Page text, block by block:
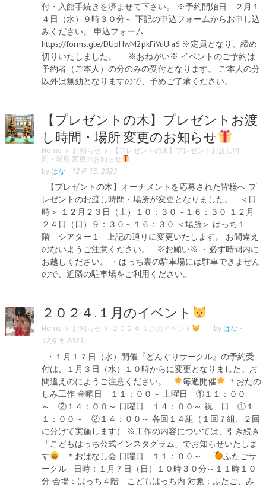
付・入館手続きを済ませて下さい。 ※予約開始日 ２月１
４日（水）９時３０分～ 下記の申込フォームからお申し込
みください。 申込フォーム
https://forms.gle/DUpHwM2pkFiVuUia6 ※定員となり、締め
切りいたしました。 ※おねがい※ イベントのご予約は
予約者（ご本人）の分のみの受付となります。 ご本人の分
以外は無効となりますので、予めご了承ください。
【プレゼントの木】プレゼントお渡
し時間・場所 変更のお知らせ
Home お知らせ
【プレゼントの木】プレゼントお渡し時
間・場所 変更のお知らせ
by はな - 12月 13, 2023
【プレゼントの木】オーナメントを応募された皆様へ プ
レゼントのお渡し時間・場所が変更となりました。 ＜日
時＞ １２月２３日（土）１０：３０～１６：３０ １２月
２４日（日）９：３０～１６：３０ ＜場所＞ はっち１
階 シアター１ 上記の通りに変更いたします。 お間違え
のないようご注意ください。 ※お願い※ ・必ず時間内に
お越しください。 ・はっち裏の駐車場には駐車できません
ので、近隣の駐車場をご利用ください。
２０２４.１月のイベント
Home お知らせ ２０２４.１月のイベント by はな -
12月 9, 2023
・１月１７日（水）開催『どんぐりサークル』の予約受
付は、１月３日（水）１０時からに変更となりました。お
間違えのにようご注意ください。
毎週開催
＊おたの
しみ工作 金曜日 １１：００～ 土曜日 ①１１：００
～ ②１４：００～ 日曜日 １４：００～ 祝 日 ①１
１：００～ ②１４：００～ 各回１４組（１回７組、２回
に分けて実施します） ※工作の内容については、引き続き
「こどもはっち公式インスタグラム」でお知らせいたしま
す
＊おはなし会 日曜日 １１：００～
ふたごサ
ークル 日時：１月７日（日）１０時３０分～１１時１０
分 会場：はっち４階 こどもはっち内 対象：ふたご、み